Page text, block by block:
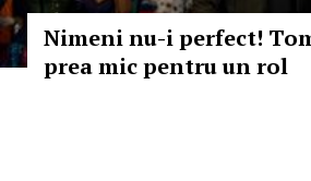
Nimeni nu-i perfect!
prea mic pentru un rol